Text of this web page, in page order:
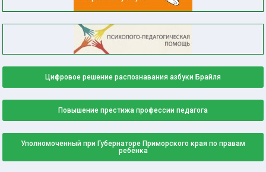
Цифровое решение распознавания азбуки Брайля
Повышение престижа профессии педагога
Уполномоченный при Губернаторе Приморского края по правам
ребенка